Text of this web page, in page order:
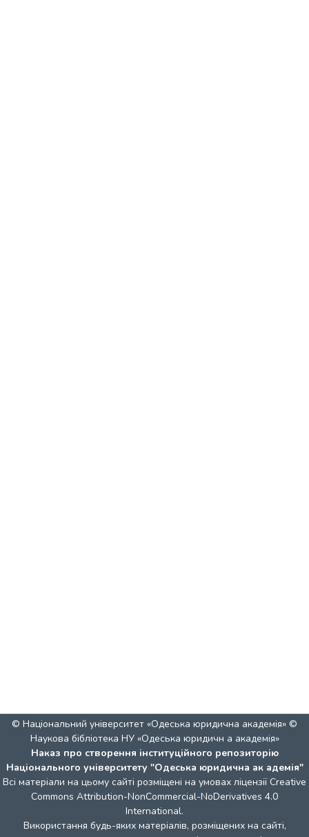
© Національний університет «Одеська юридична академія» ©
Наукова бібліотека НУ «Одеська юридичн а академія»
Наказ про створення інституційного репозиторію
Національного університету "Одеська юридична ак адемія"
Всі матеріали на цьому сайті розміщені на умовах ліцензії Creative
Commons Attribution-NonCommercial-NoDerivatives 4.0
International.
Використання будь-яких матеріалів, розміщених на сайті,